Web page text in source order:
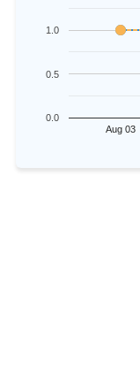
Aug 03
0.0
0.5
1.0